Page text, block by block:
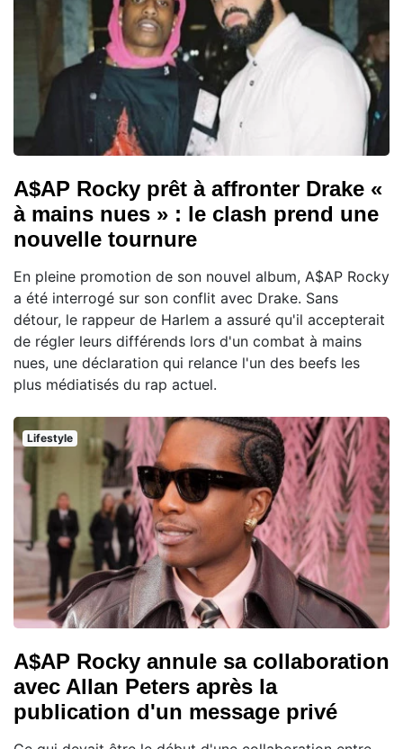
A$AP Rocky prêt à affronter Drake «
à mains nues » : le clash prend une
nouvelle tournure
En pleine promotion de son nouvel album, A$AP Rocky
a été interrogé sur son conflit avec Drake. Sans
détour, le rappeur de Harlem a assuré qu'il accepterait
de régler leurs différends lors d'un combat à mains
nues, une déclaration qui relance l'un des beefs les
plus médiatisés du rap actuel.
Lifestyle
A$AP Rocky annule sa collaboration
avec Allan Peters après la
publication d'un message privé